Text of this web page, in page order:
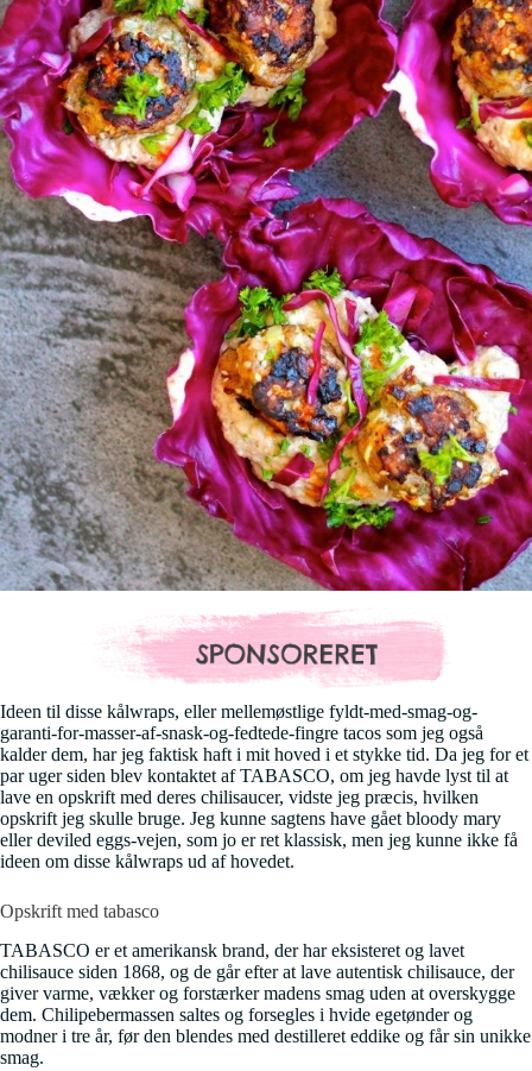
Ideen til disse kålwraps, eller mellemøstlige fyldt-med-smag-og-
garanti-for-masser-af-snask-og-fedtede-fingre tacos som jeg også
kalder dem, har jeg faktisk haft i mit hoved i et stykke tid. Da jeg for et
par uger siden blev kontaktet af TABASCO, om jeg havde lyst til at
lave en opskrift med deres chilisaucer, vidste jeg præcis, hvilken
opskrift jeg skulle bruge. Jeg kunne sagtens have gået bloody mary
eller deviled eggs-vejen, som jo er ret klassisk, men jeg kunne ikke få
ideen om disse kålwraps ud af hovedet.
Opskrift med tabasco
TABASCO er et amerikansk brand, der har eksisteret og lavet
chilisauce siden 1868, og de går efter at lave autentisk chilisauce, der
giver varme, vækker og forstærker madens smag uden at overskygge
dem. Chilipebermassen saltes og forsegles i hvide egetønder og
modner i tre år, før den blendes med destilleret eddike og får sin unikke
smag.